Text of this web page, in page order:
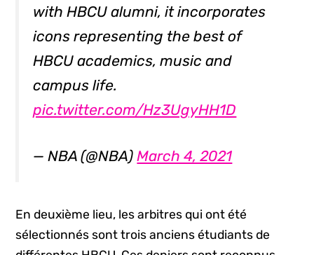
with HBCU alumni, it incorporates
icons representing the best of
HBCU academics, music and
campus life.
pic.twitter.com/Hz3UgyHH1D
— NBA (@NBA)March 4, 2021
En deuxième lieu, les arbitres qui ont été
sélectionnés sont trois anciens étudiants de